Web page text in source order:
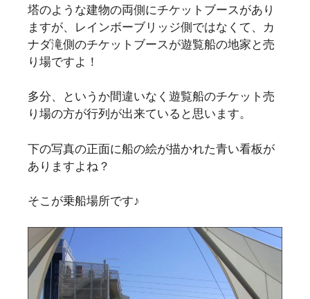
塔のような建物の両側にチケットブースがあり
ますが、レインボーブリッジ側ではなくて、カ
ナダ滝側のチケットブースが遊覧船の地家と売
り場ですよ！
多分、というか間違いなく遊覧船のチケット売
り場の方が行列が出来ていると思います。
下の写真の正面に船の絵が描かれた青い看板が
ありますよね？
そこが乗船場所です♪